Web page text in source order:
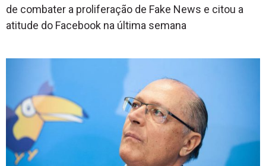
de combater a proliferação de Fake News e citou a
atitude do Facebook na última semana